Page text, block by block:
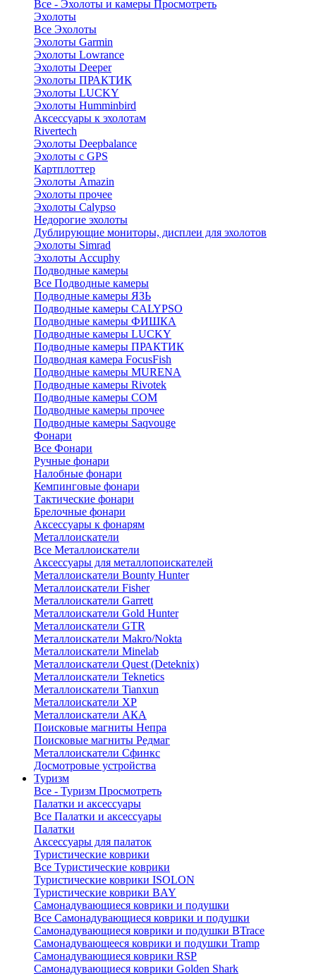
Все - Эхолоты и камеры Просмотреть
Эхолоты
Все Эхолоты
Эхолоты Garmin
Эхолоты Lowrance
Эхолоты Deeper
Эхолоты ПРАКТИК
Эхолоты LUCKY
Эхолоты Humminbird
Аксессуары к эхолотам
Rivertech
Эхолоты Deepbalance
Эхолоты с GPS
Картплоттер
Эхолоты Amazin
Эхолоты прочее
Эхолоты Calypso
Недорогие эхолоты
Дублирующие мониторы, дисплеи для эхолотов
Эхолоты Simrad
Эхолоты Accuphy
Подводные камеры
Все Подводные камеры
Подводные камеры ЯЗЬ
Подводные камеры CALYPSO
Подводные камеры ФИШКА
Подводные камеры LUCKY
Подводные камеры ПРАКТИК
Подводная камера FocusFish
Подводные камеры MURENA
Подводные камеры Rivotek
Подводные камеры СОМ
Подводные камеры прочее
Подводные камеры Saqvouge
Фонари
Все Фонари
Ручные фонари
Налобные фонари
Кемпинговые фонари
Тактические фонари
Брелочные фонари
Аксессуары к фонарям
Металлоискатели
Все Металлоискатели
Аксессуары для металлопоискателей
Металлоискатели Bounty Hunter
Металлоискатели Fisher
Металлоискатели Garrett
Металлоискатели Gold Hunter
Металлоискатели GTR
Металлоискатели Makro/Nokta
Металлоискатели Minelab
Металлоискатели Quest (Deteknix)
Металлоискатели Teknetics
Металлоискатели Tianxun
Металлоискатели XP
Металлоискатели АКА
Поисковые магниты Непра
Поисковые магниты Редмаг
Металлоискатели Сфинкс
Досмотровые устройства
Туризм
Все - Туризм Просмотреть
Палатки и аксессуары
Все Палатки и аксессуары
Палатки
Аксессуары для палаток
Туристические коврики
Все Туристические коврики
Туристические коврики ISOLON
Туристические коврики BAY
Самонадувающиеся коврики и подушки
Все Самонадувающиеся коврики и подушки
Самонадувающиеся коврики и подушки BTrace
Самонадувающееся коврики и подушки Tramp
Самонадувающиеся коврики RSP
Самонадувающиеся коврики Golden Shark